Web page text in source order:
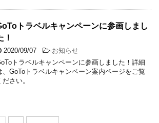
トラベルキャンペーンに参画しまし
！
2020/09/07 -お知らせ
トラベルキャンペーンに参画しました！詳細
、GoToトラベルキャンペーン案内ページをご覧
ださい。